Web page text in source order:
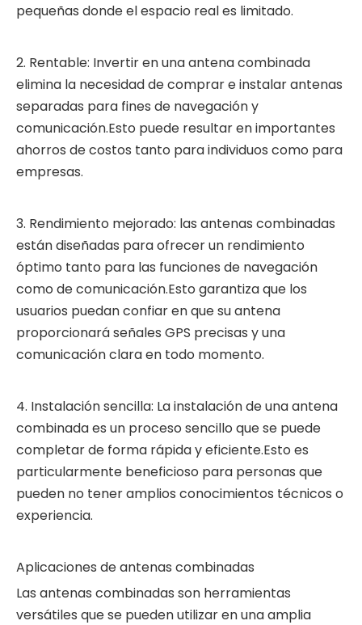
pequeñas donde el espacio real es limitado.
2. Rentable: Invertir en una antena combinada
elimina la necesidad de comprar e instalar antenas
separadas para fines de navegación y
comunicación.Esto puede resultar en importantes
ahorros de costos tanto para individuos como para
empresas.
3. Rendimiento mejorado: las antenas combinadas
están diseñadas para ofrecer un rendimiento
óptimo tanto para las funciones de navegación
como de comunicación.Esto garantiza que los
usuarios puedan confiar en que su antena
proporcionará señales GPS precisas y una
comunicación clara en todo momento.
4. Instalación sencilla: La instalación de una antena
combinada es un proceso sencillo que se puede
completar de forma rápida y eficiente.Esto es
particularmente beneficioso para personas que
pueden no tener amplios conocimientos técnicos o
experiencia.
Aplicaciones de antenas combinadas
Las antenas combinadas son herramientas
versátiles que se pueden utilizar en una amplia